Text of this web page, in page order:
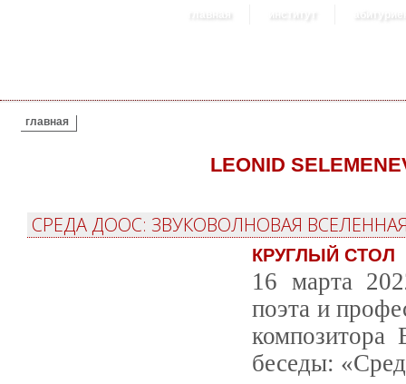
главная институт
ВЫ ЗДЕСЬ
главная
LEONID
СРЕДА ДООС: ЗВУКОВОЛНОВАЯ
КРУГЛЫЙ СТОЛ
16 марта
поэта и
композитора
беседы: